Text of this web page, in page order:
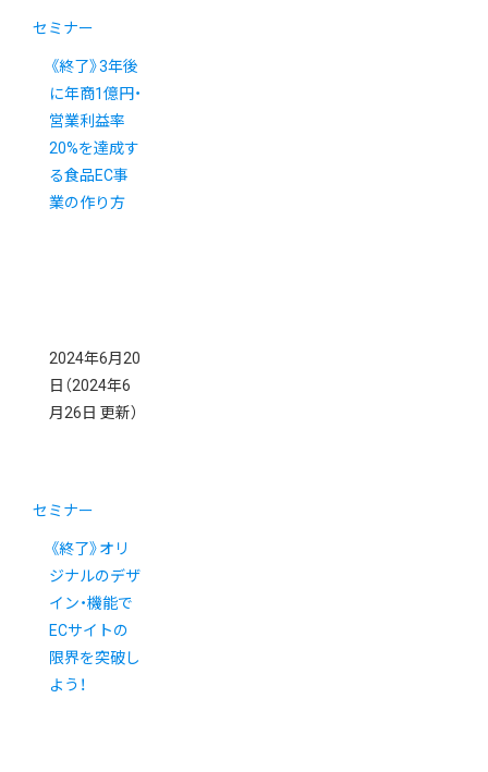
セミナー
《終了》3年後
に年商1億円・
営業利益率
20%を達成す
る食品EC事
業の作り方
2024年6月20
日 （2024年6
月26日 更新）
セミナー
《終了》オリ
ジナルのデザ
イン・機能で
ECサイトの
限界を突破し
よう！